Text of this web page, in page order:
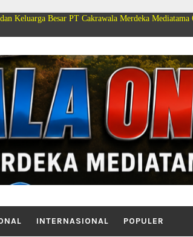
PT Cakrawala Merdeka Mediatama Group
INTERNASIONAL POPULER